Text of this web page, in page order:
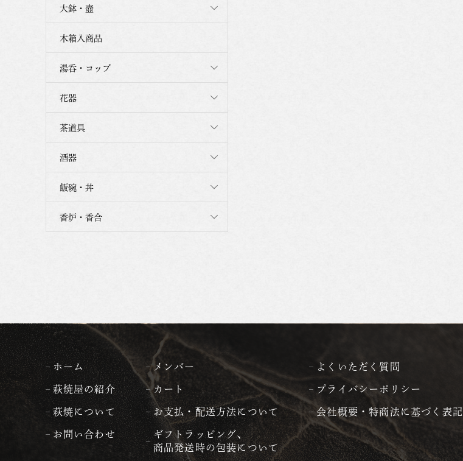
大鉢・壺
木箱入商品
湯呑・コップ
花器
茶道具
酒器
飯碗・丼
香炉・香合
ホーム
萩焼屋の紹介
萩焼について
お問い合わせ
メンバー
カート
お支払・配送方法について
ギフトラッピング、
商品発送時の包装について
よくいただく質問
プライバシーポリシー
会社概要・特商法に基づく表記